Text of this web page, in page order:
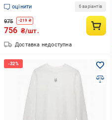
оцінити 6 варіантів
975 -219 ₴
756 ₴/шт.
Доставка недоступна